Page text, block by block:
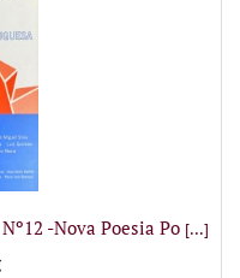
-Nova Poesia Po [...]